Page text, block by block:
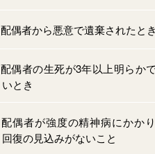
配偶者から悪意で遺棄されたとき
配偶者の生死が3年以上明らか
いとき
配偶者が強度の精神病にかかり
回復の見込みがないこと